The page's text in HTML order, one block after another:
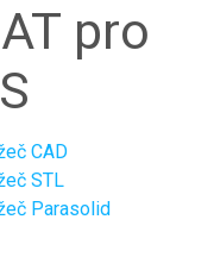
pro
CAD
STL
Parasolid